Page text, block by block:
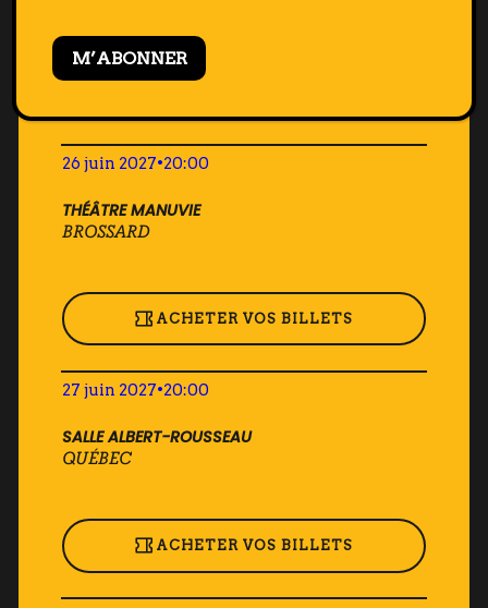
26 juin 2027•20:00
THÉÂTRE MANUVIE
BROSSARD
ACHETER VOS BILLETS
27 juin 2027•20:00
SALLE ALBERT-ROUSSEAU
QUÉBEC
ACHETER VOS BILLETS
M’ABONNER